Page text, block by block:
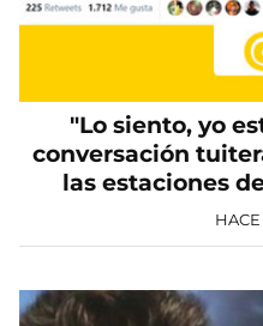
"Lo siento, yo
conversación
las estaciones